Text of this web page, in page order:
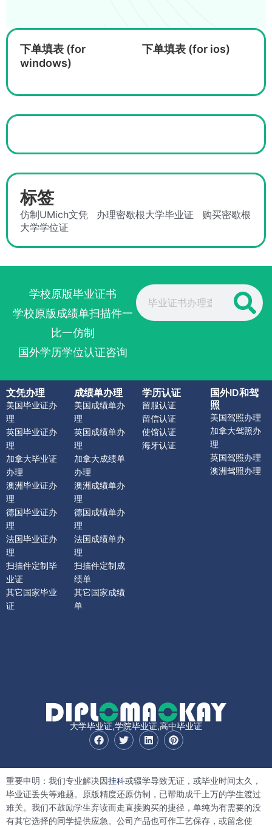
下单填表 (for
windows)
下单填表 (for ios)
标签
仿制UMich文凭 办理密歇根大学毕业证
购买密歇根
大学学位证
学校原版毕业证书
学校原版成绩单扫描件一
比一仿制
国外学历学位认证咨询
Search
文凭办理
美国毕业证办
理
英国毕业证办
理
加拿大毕业证
办理
澳洲毕业证办
理
德国毕业证办
理
法国毕业证办
理
扫描件定制毕
业证
其它国家毕业
证
成绩单办理
美国成绩单办
理
英国成绩单办
理
加拿大成绩单
办理
澳洲成绩单办
理
德国成绩单办
理
法国成绩单办
理
扫描件定制成
绩单
其它国家成绩
单
学历认证
留服认证
留信认证
使馆认证
海牙认证
国外ID和驾
照
美国驾照办理
加拿大驾照办
理
英国驾照办理
澳洲驾照办理
大学毕业证,学院毕业证,高中毕业证
F
a
o
o
k
T
w
t
e
r
L
i
d
i
n
P
i
r
e
s
t
重要申明：我们专业解决因挂科或辍学导致无证，或毕业时间太久，
毕业证丢失等难题。原版精度还原仿制，已帮助成千上万的学生渡过
难关。我们不鼓励学生弃读而走直接购买的捷径，单纯为有需要的没
有其它选择的同学提供应急。公司产品也可作工艺保存，或留念使